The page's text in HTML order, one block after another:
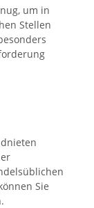
um in
Stellen
Sie